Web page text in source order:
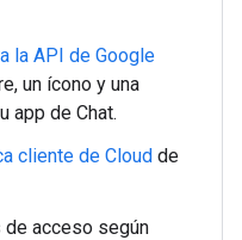
la API de Google
un ícono y una
app de Chat.
cliente de Cloud de
de acceso según